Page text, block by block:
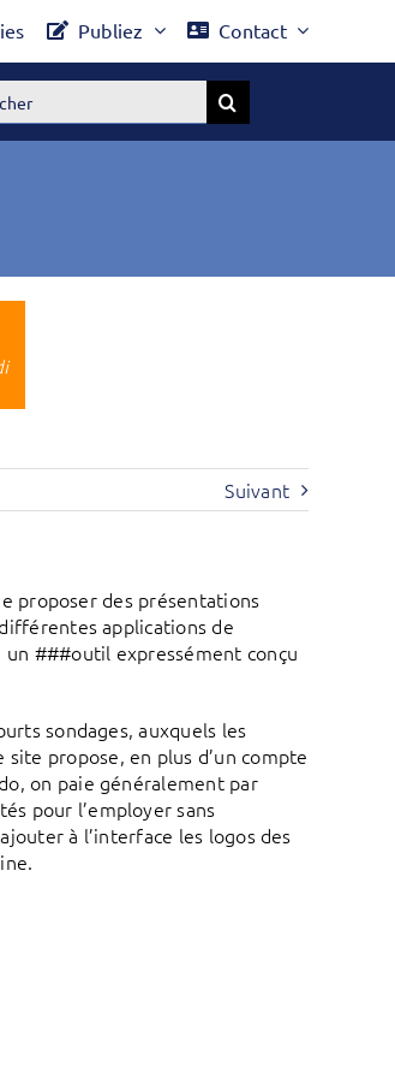
Publiez Contact
Suivant
proposer des présentations
applications de
###outil expressément conçu
sondages, auxquels les
propose, en plus d’un compte
on paie généralement par
pour l’employer sans
à l’interface les logos des